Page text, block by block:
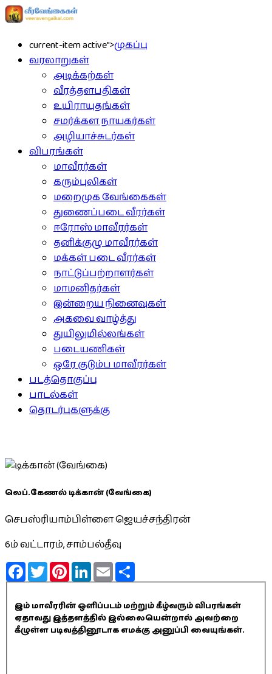
current-item active">முகப்பு
வரலாறுகள்
அடிக்கற்கள்
வீரத்தளபதிகள்
உயிராயுதங்கள்
சமர்க்கள நாயகர்கள்
அழியாச்சுடர்கள்
விபரங்கள்
மாவீரர்கள்
கரும்புலிகள்
மறைமுக வேங்கைகள்
துணைப்படை வீரர்கள்
ஈரோஸ் மாவீரர்கள்
தனிக்குழு மாவீரர்கள்
மக்கள் படை வீரர்கள்
நாட்டுப்பற்றாளர்கள்
மாமனிதர்கள்
இன்றைய நினைவுகள்
அகவை வாழ்த்து
துயிலுமில்லங்கள்
படையணிகள்
ஒரே குடும்ப மாவீரர்கள்
படத்தொகுப்பு
பாடல்கள்
தொடர்புகளுக்கு
லெப்.கேணல் டிக்கான் (வேங்கை)
செபஸ்ரியாம்பிள்ளை ஜெயச்சந்திரன்
6ம் வட்டாரம், சாம்பல்தீவு
FacebookTwitterPinterestLinkedInEmail
இம் மாவீரரின் ஒளிப்படம் மற்றும் கீழ்வரும் விபரங்கள்
ஏதாவது இத்தளத்தில் இல்லையென்றால் அவற்றை
கீழுள்ள படிவத்தினூடாக எமக்கு அனுப்பி வையுங்கள்.